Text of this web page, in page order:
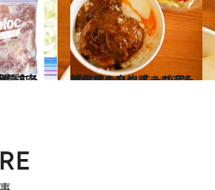
3種 2020.3.16
「松屋のハンバーグ」を簡単アレンジ ちょい足しで栄養＆自炊感までアップ
グルメ